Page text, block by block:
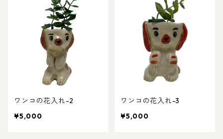
ワンコの花入れ-2
¥5,000
ワンコの花入れ-3
¥5,000